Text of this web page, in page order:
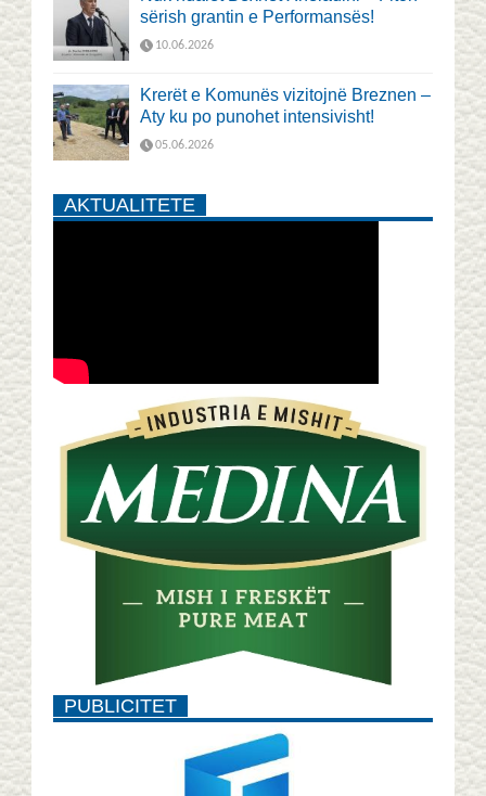
sërish grantin e Performansës!
10.06.2026
Krerët e Komunës vizitojnë Breznen –
Aty ku po punohet intensivisht!
05.06.2026
AKTUALITETE
PUBLICITET